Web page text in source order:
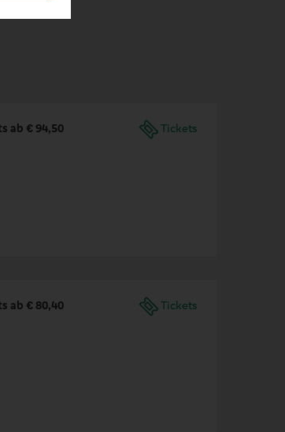
ab € 94,50 Tickets
ab € 80,40 Tickets